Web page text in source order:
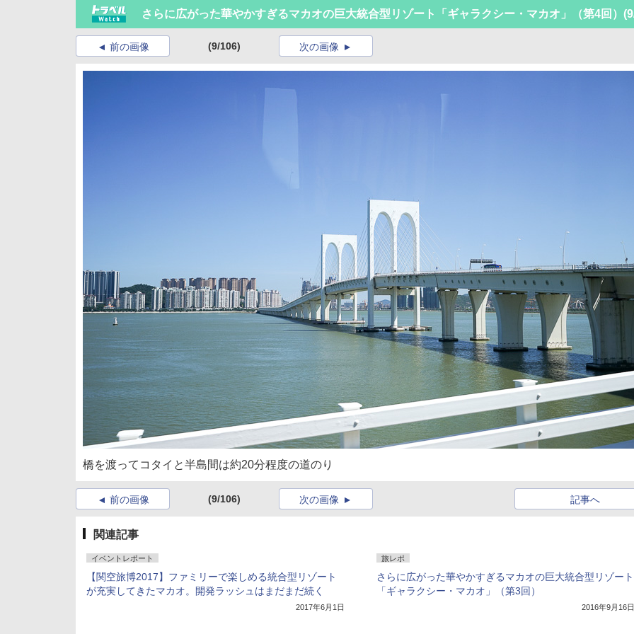
さらに広がった華やかすぎるマカオの巨大統合型リゾート「ギャラクシー・マカオ」（第4回）
前の画像 (9/106) 次の画像
橋を渡ってコタイと半島間は約20分程度の道のり
前の画像 (9/106) 記事へ
次の画像
関連記事
イベントレポート
【関空旅博2017】ファミリーで楽しめる統合型リゾート
が充実してきたマカオ。開発ラッシュはまだまだ続く
2017年6月1日
旅レポ
さらに広がった華やかすぎるマカオの巨大統合型リゾート
「ギャラクシー・マカオ」（第3回）
2016年9月16日